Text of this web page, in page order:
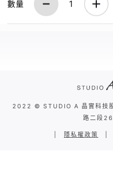
數量 1
2022 © STUDIO A 晶實科技
路二段
隱私權政策